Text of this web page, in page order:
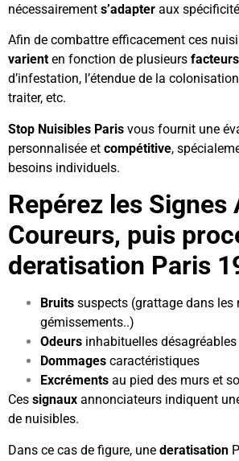
nécessairement s’adapter aux
Afin de combattre efficacement ces
varient en fonction de plusieurs facteurs
d’infestation, l’étendue de la
traiter, etc.
Stop Nuisibles Paris vous fournit une
personnalisée et compétitive,
besoins individuels.
Repérez les Signes
Coureurs, puis
deratisation Paris
Bruits suspects (grattage dans les
gémissements..)
Odeurs inhabituelles désagréables
Dommages caractéristiques
Excréments au pied des murs et
Ces signaux annonciateurs indiquent
de nuisibles.
Dans ce cas de figure, une deratisation